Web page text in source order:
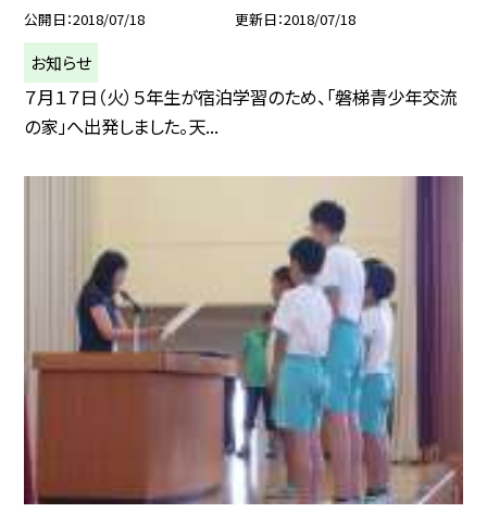
公開日 2018/07/18 更新日 2018/07/18
お知らせ
７月１７日（火）５年生が宿泊学習のため、「磐梯青少年交流
の家」へ出発しました。天...